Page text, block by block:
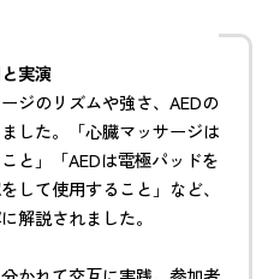
実演
ジのリズムや強さ、AEDの
した。「心臓マッサージは
と」「AEDは電極パッドを
して使用すること」など、
解説されました。